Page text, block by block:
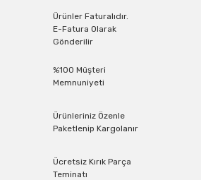
Ürünler Faturalıdır.
E-Fatura Olarak
Gönderilir
%100 Müşteri
Memnuniyeti
Ürünleriniz Özenle
Paketlenip Kargolanır
Ücretsiz Kırık Parça
Teminatı